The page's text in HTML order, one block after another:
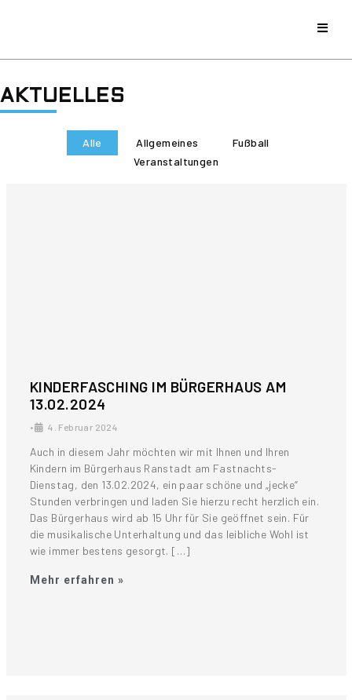
AKTUELLES
Alle Allgemeines
Fußball
Veranstaltungen
KINDERFASCHING IM BÜRGERHAUS AM
13.02.2024
• 4. Februar 2024
Auch in diesem Jahr möchten wir mit Ihnen und Ihren
Kindern im Bürgerhaus Ranstadt am Fastnachts-
Dienstag, den 13.02.2024, ein paar schöne und „jecke“
Stunden verbringen und laden Sie hierzu recht herzlich ein.
Das Bürgerhaus wird ab 15 Uhr für Sie geöffnet sein. Für
die musikalische Unterhaltung und das leibliche Wohl ist
wie immer bestens gesorgt. […]
Mehr erfahren »